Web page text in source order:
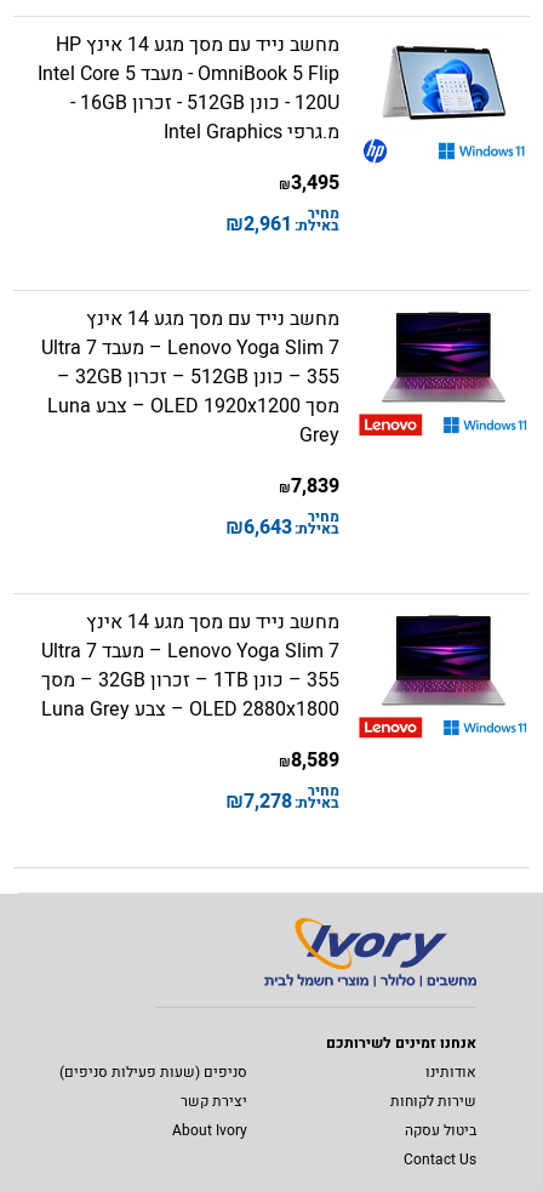
מחשב נייד עם מסך מגע 14 אינץ HP
OmniBook 5 Flip - מעבד Intel Core 5
120U - כונן 512GB - זכרון 16GB -
מ.גרפי Intel Graphics
3,495
₪
מחיר
באילת: 2,961
₪
מחשב נייד עם מסך מגע 14 אינץ
Lenovo Yoga Slim 7 – מעבד Ultra 7
355 – כונן 512GB – זכרון 32GB –
מסך OLED 1920x1200 – צבע Luna
Grey
7,839
₪
מחיר
באילת:6,643
₪
מחשב נייד עם מסך מגע 14 אינץ
Lenovo Yoga Slim 7 – מעבד Ultra 7
355 – כונן 1TB – זכרון 32GB – מסך
OLED 2880x1800 – צבע Luna Grey
8,589
₪
מחיר
באילת:7,278
₪
אנחנו זמינים לשירותכם
אודותינו
סניפים (שעות פעילות סניפים)
שירות לקוחות
יצירת קשר
ביטול עסקה
About Ivory
Contact Us